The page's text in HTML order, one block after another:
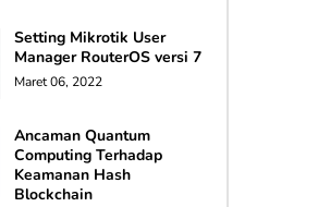
Setting Mikrotik User
Manager RouterOS versi 7
Maret 06, 2022
Ancaman Quantum
Computing Terhadap
Keamanan Hash
Blockchain